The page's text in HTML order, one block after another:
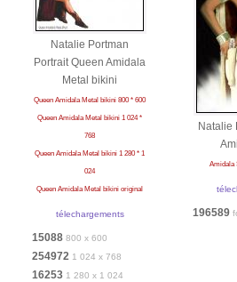
Natalie Portman
Portrait Queen Amidala
Metal bikini
Queen Amidala Metal bikini 800 * 600
Queen Amidala Metal bikini 1 024 *
768
Queen Amidala Metal bikini 1 280 * 1
024
Queen Amidala Metal bikini original
télechargements
15088 800 x 600
254972 1 024 x 768
16253 1 280 x 1 024
Natalie
Amidala
196589